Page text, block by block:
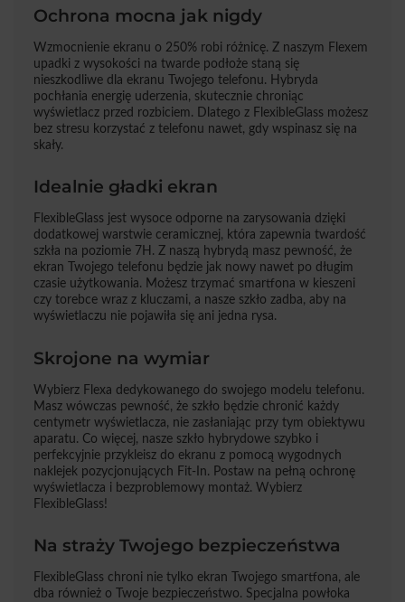
Ochrona mocna jak nigdy
Wzmocnienie ekranu o 250% robi różnicę. Z naszym Flexem
upadki z wysokości na twarde podłoże staną się
nieszkodliwe dla ekranu Twojego telefonu. Hybryda
pochłania energię uderzenia, skutecznie chroniąc
wyświetlacz przed rozbiciem. Dlatego z FlexibleGlass możesz
bez stresu korzystać z telefonu nawet, gdy wspinasz się na
skały.
Idealnie gładki ekran
FlexibleGlass jest wysoce odporne na zarysowania dzięki
dodatkowej warstwie ceramicznej, która zapewnia twardość
szkła na poziomie 7H. Z naszą hybrydą masz pewność, że
ekran Twojego telefonu będzie jak nowy nawet po długim
czasie użytkowania. Możesz trzymać smartfona w kieszeni
czy torebce wraz z kluczami, a nasze szkło zadba, aby na
wyświetlaczu nie pojawiła się ani jedna rysa.
Skrojone na wymiar
Wybierz Flexa dedykowanego do swojego modelu telefonu.
Masz wówczas pewność, że szkło będzie chronić każdy
centymetr wyświetlacza, nie zasłaniając przy tym obiektywu
aparatu. Co więcej, nasze szkło hybrydowe szybko i
perfekcyjnie przykleisz do ekranu z pomocą wygodnych
naklejek pozycjonujących Fit-In. Postaw na pełną ochronę
wyświetlacza i bezproblemowy montaż. Wybierz
FlexibleGlass!
Na straży Twojego bezpieczeństwa
FlexibleGlass chroni nie tylko ekran Twojego smartfona, ale
dba również o Twoje bezpieczeństwo. Specjalna powłoka